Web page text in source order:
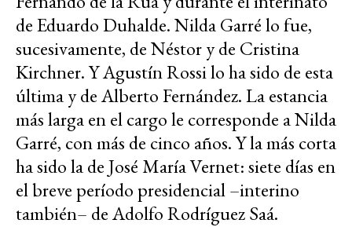
de Eduardo Duhalde. Nilda Garré lo fue,
sucesivamente, de Néstor y de Cristina
Kirchner. Y Agustín Rossi lo ha sido de esta
última y de Alberto Fernández. La estancia
más larga en el cargo le corresponde a Nilda
Garré, con más de cinco años. Y la más corta
ha sido la de José María Vernet: siete días en
el breve período presidencial –interino
también– de Adolfo Rodríguez Saá.